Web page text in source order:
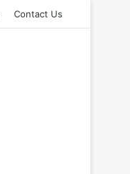
Contact Us